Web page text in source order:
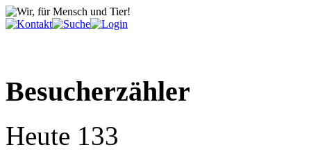
Besucherzähler
Heute 133